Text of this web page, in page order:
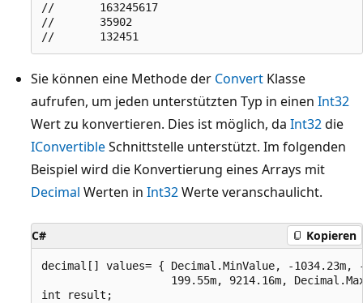
//       163245617
//       35902
Sie können eine Methode der Convert Klasse
aufrufen, um jeden unterstützten Typ in einen Int32
Wert zu konvertieren. Dies ist möglich, da Int32die
IConvertibleSchnittstelle unterstützt. Im folgenden
Beispiel wird die Konvertierung eines Arrays mit
Decimal Werten in Int32Werte veranschaulicht.
C# Kopieren
decimal[] values= { Decimal.MinValue, -1034.23m, -
199.55m, 9214.16m,
int result;